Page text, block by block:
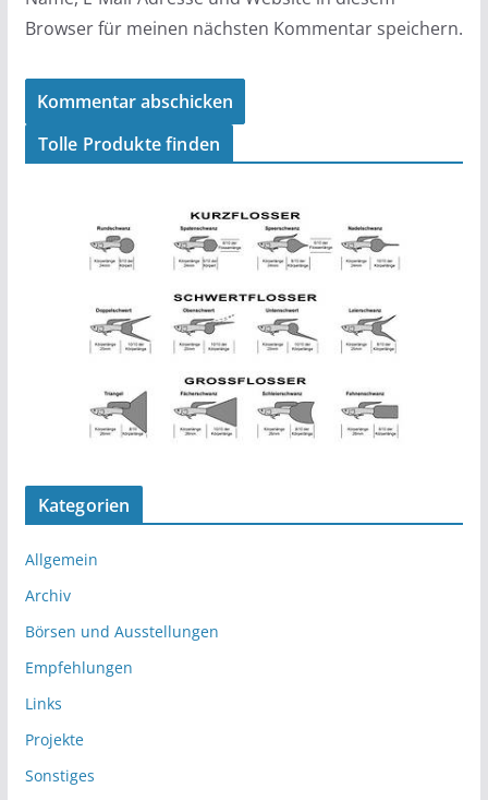
Browser für meinen nächsten Kommentar speichern.
Tolle Produkte finden
Kategorien
Allgemein
Archiv
Börsen und Ausstellungen
Empfehlungen
Links
Projekte
Sonstiges